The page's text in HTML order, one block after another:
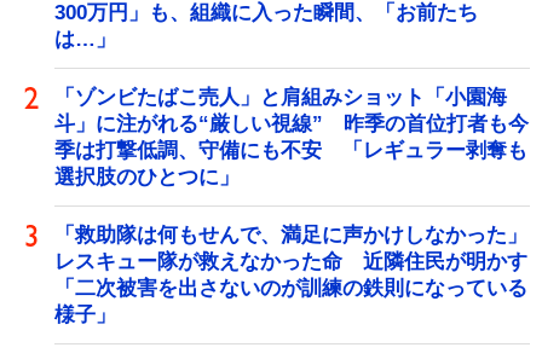
300万円」も、組織に入った瞬間、「お前たち
は…」
「ゾンビたばこ売人」と肩組みショット「小園海
斗」に注がれる“厳しい視線” 昨季の首位打者も今
季は打撃低調、守備にも不安 「レギュラー剥奪も
選択肢のひとつに」
「救助隊は何もせんで、満足に声かけしなかった」
レスキュー隊が救えなかった命 近隣住民が明かす
「二次被害を出さないのが訓練の鉄則になっている
様子」